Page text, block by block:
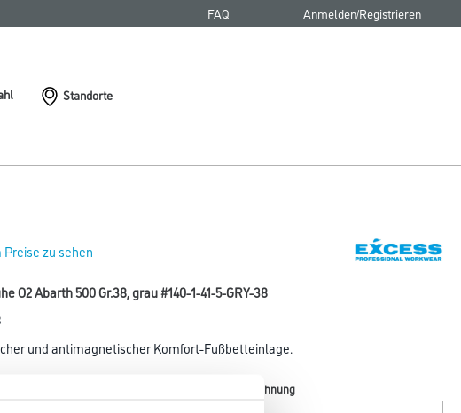
FAQ Anmelden/Registrieren
Standorte
zu sehen
O2 Abarth 500 Gr.38, grau #140-1-41-5-GRY-38
und antimagnetischer Komfort-Fußbetteinlage.
Farbtonbezeichnung